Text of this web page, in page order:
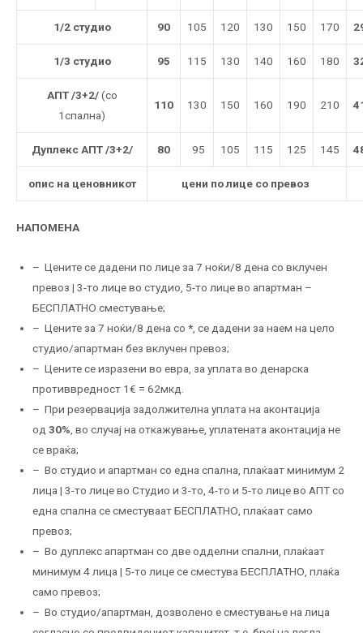
1/2 студио 90 105 120 130 150 170
1/3 студио 95 115 130 140 160 180
АПТ /3+2/(со
1спална)
110 130 150 160 190 210
Дуплекс АПТ /3+2/ 80 95 105 115 125 145
опис на ценовникот цени по лице со превоз
НАПОМЕНА
– Цените се дадени по лице за 7 ноќи/8 дена со вклучен
превоз | 3-то лице во студио, 5-то лице во апартман –
БЕСПЛАТНО сместување;
– Цените за 7 ноќи/8 дена со *, се дадени за наем на цело
студио/апартман без вклучен превоз;
– Цените се изразени во евра, за уплата во денарска
противвредност 1€ = 62мкд.
– При резервација задолжителна уплата на аконтација
од 30% , во случај на откажување, уплатената аконтација не
се враќа;
– Во студио и апартман со една спална, плаќаат минимум 2
лица | 3-то лице во Студио и 3-то, 4-то и 5-то лице во АПТ со
една спална се сместуваат БЕСПЛАТНО, плаќаат само
превоз;
– Во дуплекс апартман со две одделни спални, плаќаат
минимум 4 лица | 5-то лице се сместува БЕСПЛАТНО, плаќа
само превоз;
– Во студио/апартман, дозволено е сместување на лица